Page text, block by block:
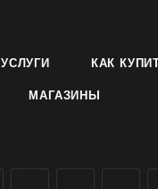
УСЛУГИ КАК
МАГАЗИНЫ